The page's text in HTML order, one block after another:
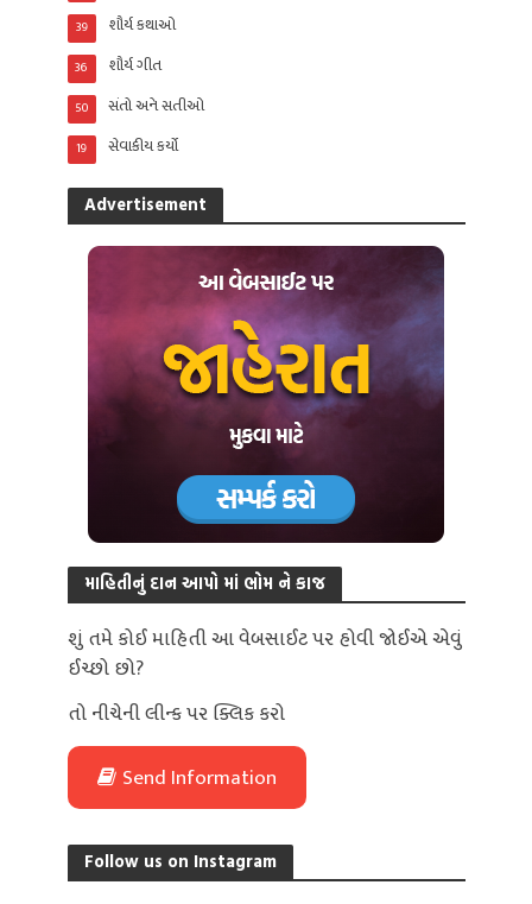
શૌર્ય કથાઓ
39
શૌર્ય ગીત
36
સંતો અને સતીઓ
50
સેવાકીય કર્યો
19
Advertisement
માહિતીનું દાન આપો માં ભોમ ને કાજ
શું તમે કોઈ માહિતી આ વેબસાઈટ પર હોવી જોઈએ એવું
ઈચ્છો છો?
તો નીચેની લીન્ક પર ક્લિક કરો
Send Information
Follow us on Instagram